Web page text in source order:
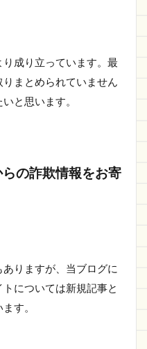
成り立っています。最
まとめられていません
と思います。
の詐欺情報をお寄
りますが、当ブログに
については新規記事と
す。